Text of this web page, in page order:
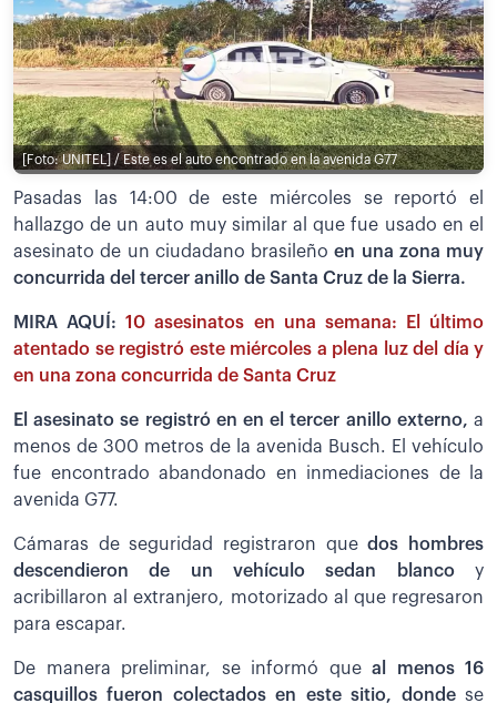
[Foto: UNITEL] / Este es el auto encontrado en la avenida G77
Pasadas las 14:00 de este miércoles se reportó el
hallazgo de un auto muy similar al que fue usado en el
asesinato de un ciudadano brasileño en una zona muy
concurrida del tercer anillo de Santa Cruz de la Sierra.
MIRA AQUÍ:10 asesinatos en una semana: El último
atentado se registró este miércoles a plena luz del día y
en una zona concurrida de Santa Cruz
El asesinato se registró en en el tercer anillo externo, a
menos de 300 metros de la avenida Busch. El vehículo
fue encontrado abandonado en inmediaciones de la
avenida G77.
Cámaras de seguridad registraron quedos hombres
descendieron de un vehículo sedan blanco y
acribillaron al extranjero, motorizado al que regresaron
para escapar.
De manera preliminar, se informó que al menos 16
casquillos fueron colectados en este sitio, dondese